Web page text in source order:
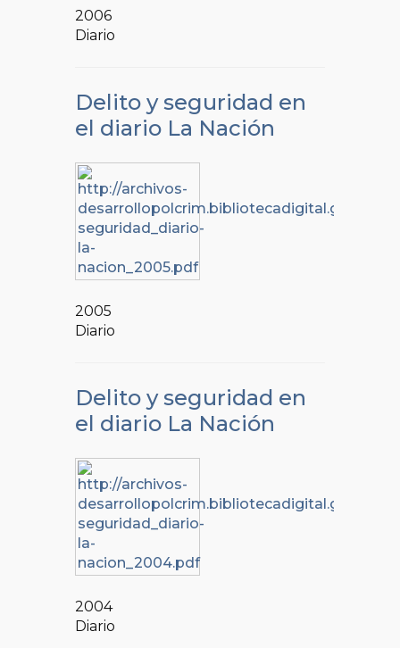
2006
Diario
Delito y seguridad en
el diario La Nación
2005
Diario
Delito y seguridad en
el diario La Nación
2004
Diario